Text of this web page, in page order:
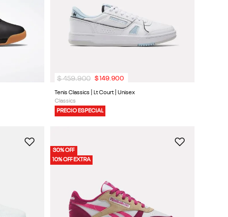
Tenis Classics | Lt Court | Unisex
Classics
PRECIO ESPECIAL
$ 459.900 $ 149.900
30% OFF
10% OFF EXTRA